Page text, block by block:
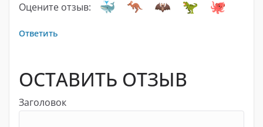
Оцените отзыв:
Ответить
ОСТАВИТЬ ОТЗЫВ
Заголовок